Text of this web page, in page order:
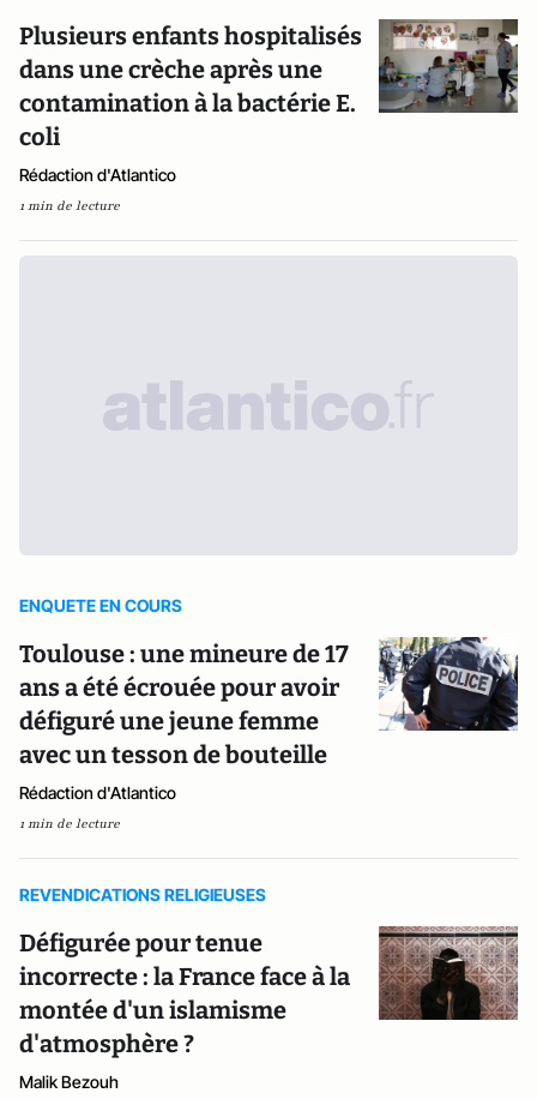
Plusieurs enfants hospitalisés
dans une crèche après une
contamination à la bactérie E.
coli
Rédaction d'Atlantico
1 min de lecture
ENQUETE EN COURS
Toulouse : une mineure de 17
ans a été écrouée pour avoir
défiguré une jeune femme
avec un tesson de bouteille
Rédaction d'Atlantico
1 min de lecture
REVENDICATIONS RELIGIEUSES
Défigurée pour tenue
incorrecte : la France face à la
montée d'un islamisme
d'atmosphère ?
Malik Bezouh